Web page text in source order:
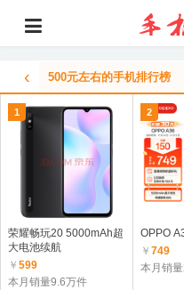
‹ 500元左右的手机排行榜
1
荣耀畅玩20 5000mAh超
大电池续航
￥ 599
本月销量9.6万件
2
OPPO
￥ 749
本月销